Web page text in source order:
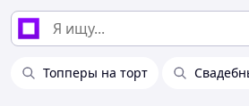
Топперы на торт